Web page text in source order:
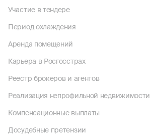
Участие в тендере
Период охлаждения
Аренда помещений
Карьера в Росгосстрах
Реестр брокеров и агентов
Реализация непрофильной недвижимости
Компенсационные выплаты
Досудебные претензии